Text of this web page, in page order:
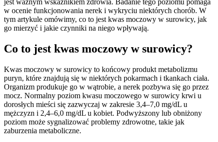
w ocenie funkcjonowania nerek i wykryciu niektórych chorób. W
tym artykule omówimy, co to jest kwas moczowy w surowicy, jak
go mierzyć i jakie czynniki na niego wpływają.
Co to jest kwas moczowy w surowicy?
Kwas moczowy w surowicy to końcowy produkt metabolizmu
puryn, które znajdują się w niektórych pokarmach i tkankach ciała.
Organizm produkuje go w wątrobie, a nerek pozbywa się go przez
mocz. Normalny poziom kwasu moczowego w surowicy krwi u
dorosłych mieści się zazwyczaj w zakresie 3,4–7,0 mg/dL u
mężczyzn i 2,4–6,0 mg/dL u kobiet. Podwyższony lub obniżony
poziom może sygnalizować problemy zdrowotne, takie jak
zaburzenia metaboliczne.